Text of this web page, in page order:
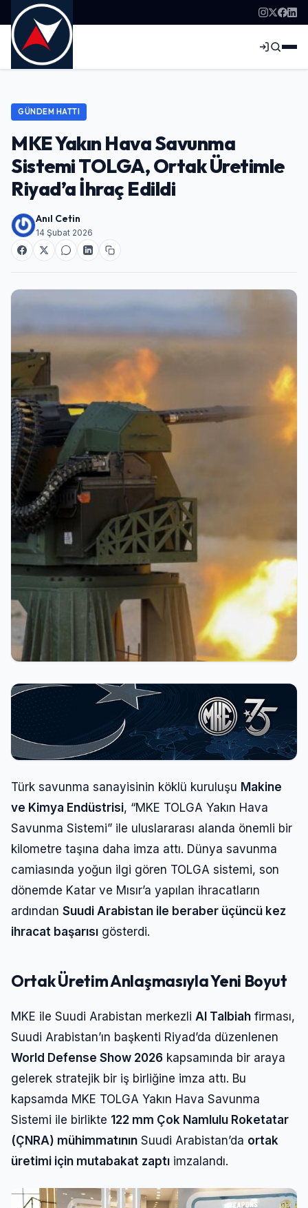
GÜNDEM HATTI
MKE Yakın Hava Savunma
Sistemi TOLGA, Ortak Üretimle
Riyad’a İhraç Edildi
Anıl Cetin
14 Şubat 2026
Türk savunma sanayisinin köklü kuruluşu Makine
ve Kimya Endüstrisi, “MKE TOLGA Yakın Hava
Savunma Sistemi” ile uluslararası alanda önemli bir
kilometre taşına daha imza attı. Dünya savunma
camiasında yoğun ilgi gören TOLGA sistemi, son
dönemde Katar ve Mısır’a yapılan ihracatların
ardından Suudi Arabistan ile beraber üçüncü kez
ihracat başarısı gösterdi.
Ortak Üretim Anlaşmasıyla Yeni Boyut
MKE ile Suudi Arabistan merkezli Al Talbiah firması,
Suudi Arabistan’ın başkenti Riyad’da düzenlenen
World Defense Show 2026 kapsamında bir araya
gelerek stratejik bir iş birliğine imza attı. Bu
kapsamda MKE TOLGA Yakın Hava Savunma
Sistemi ile birlikte 122 mm Çok Namlulu Roketatar
(ÇNRA) mühimmatının Suudi Arabistan’da ortak
üretimi için mutabakat zaptı imzalandı.